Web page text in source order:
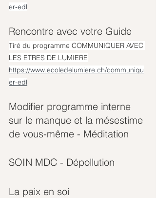
er-edl
Rencontre avec votre Guide
Tiré du programme COMMUNIQUER AVEC
LES ETRES DE LUMIERE
https://www.ecoledelumiere.ch/communiqu
er-edl
Modifier programme interne
sur le manque et la mésestime
de vous-même - Méditation
SOIN MDC - Dépollution
La paix en soi